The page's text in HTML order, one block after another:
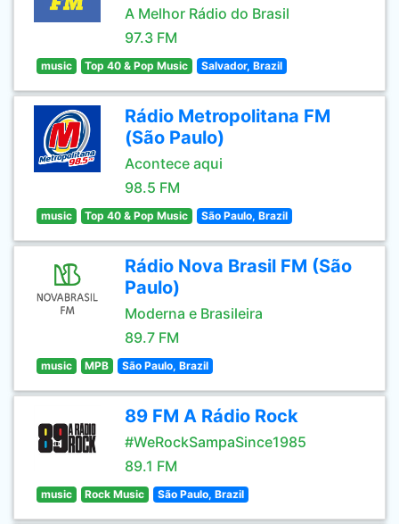
A Melhor Rádio do Brasil
97.3 FM
music Top 40 & Pop Music Salvador, Brazil
Rádio Metropolitana FM
(São Paulo)
Acontece aqui
98.5 FM
music Top 40 & Pop Music São Paulo, Brazil
Rádio Nova Brasil FM (São
Paulo)
Moderna e Brasileira
89.7 FM
music MPB São Paulo, Brazil
89 FM A Rádio Rock
#WeRockSampaSince1985
89.1 FM
music Rock Music São Paulo, Brazil